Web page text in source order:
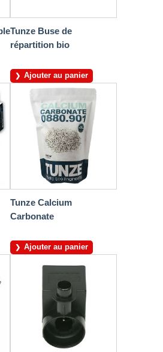
Tunze Buse de
répartition bio
Ajouter au panier
Tunze Calcium
Carbonate
Ajouter au panier